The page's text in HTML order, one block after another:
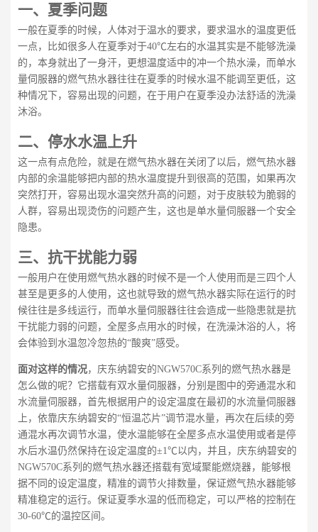
一、 夏季问题
一般在夏季的时候，人体对于温水的要求，要求温水的温度更低
一点，比如很多人在夏季对于40℃左右的水温其实是不能够洗澡
的，本身就出了一身汗，更想温度适中的冲一个热水澡，而单水
量伺服器的燃气热水器往往在夏季的时候水温不能调至更低，这
种情况下，容易出现的问题，在于用户在夏季没办法舒适的洗澡
沐浴。
二、 停水水温上升
这一点有点危险，就是在燃气热水器在关闭了以后，燃气热水器
内部的余温能够把内部的热水温度提升到很高的范围，如果再次
突然打开，容易出现水温突然升高的问题，对于皮肤较为脆弱的
人群，容易出现烫伤的问题产生，这也是单水量伺服器一个安全
隐患。
三、 抗干扰能力弱
一般用户在使用燃气热水器的时候不是一个人使用而是三四个人
甚至是更多的人使用，这也就导致的燃气热水器实际在运行的时
候往往是多线运行，而单水量伺服器往往会造成一些隐患就是抗
干扰能力弱的问题，全屋多点用水的时候，在洗澡沐浴的人，将
会体验到水温忽冷忽热的“酸爽”感受。
面对这样的情况，庆东纳碧安的NGW570C系列的燃气热水器是
怎么做的呢？它搭载有双水量伺服器，分别是图中的旁通混水和
水流量伺服器，首先根据用户的设定温度在最初的水流量伺服器
上，依靠庆东纳碧安的“恒温芯片”调节混水量，再次在后续的旁
通混水再次调节水温，使水温能够在全屋多点水温使用或者是停
水后水温仍然保持在设定温度的±1℃以内，并且，庆东纳碧安的
NGW570C系列的燃气热水器还搭载有宽域聚能燃烧器，能够根
据不同的设定温度，精准的调节火排数量，保证燃气热水器能够
精准稳定的运行。保证夏季水温的低而稳定，可以严格的控制在
30-60℃的温控区间。